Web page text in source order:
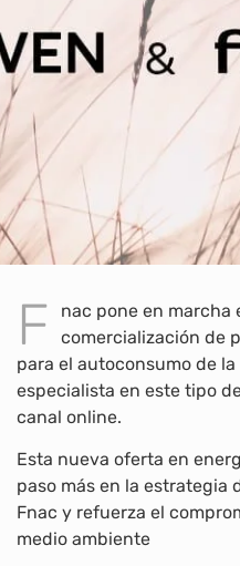
F
nac pone en marcha
comercialización de
para el autoconsumo de la
especialista en este tipo
canal online.
Esta nueva oferta en
paso más en la estrategia
Fnac y refuerza el
medio ambiente